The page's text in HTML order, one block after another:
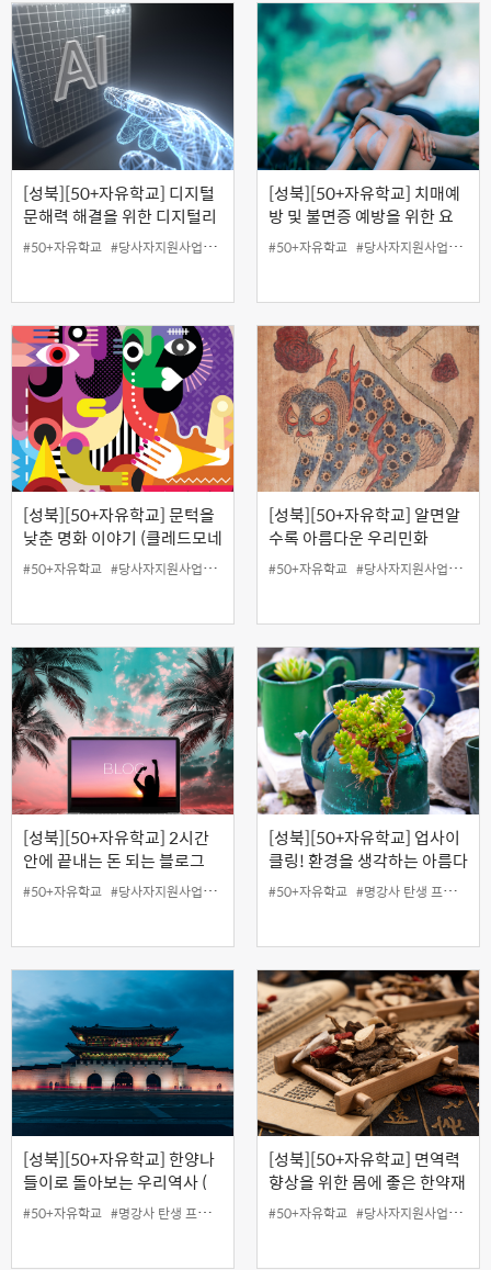
[성북][50+자유학교] 디지털
문해력 해결을 위한 디지털리
터러시 맛보기
#50+자유학교 #당사자지원사업 #무료 #성북홍보왕 #온라인 #지역협력사업
[성북][50+자유학교] 치매예
방 및 불면증 예방을 위한 요
가댄스
#50+자유학교 #당사자지원사업 #무료
[성북][50+자유학교] 문턱을
낮춘 명화 이야기 (클레드모네
편)
#50+자유학교 #당사자지원사업 #무료 #성북홍보왕 #온라인 #지역협력사업
[성북][50+자유학교] 알면알
수록 아름다운 우리민화
#50+자유학교 #당사자지원사업 #무료
[성북][50+자유학교] 2시간
안에 끝내는 돈 되는 블로그
마켓
#50+자유학교 #당사자지원사업 #무료 #성북홍보왕 #온라인 #지역협력사업
[성북][50+자유학교] 업사이
클링! 환경을 생각하는 아름다
운 취미활동 (양말목 소품 바
구니 및 작은 화분만들기)
#50+자유학교 #명강사 탄생 프로젝트
[성북][50+자유학교] 한양나
들이로 돌아보는 우리역사 (
한양을 걷다 - 낙산에서 백악
#50+자유학교 #명강사 탄생 프로젝트
[성북][50+자유학교] 면역력
향상을 위한 몸에 좋은 한약재
바로 알기
#50+자유학교 #당사자지원사업 #무료